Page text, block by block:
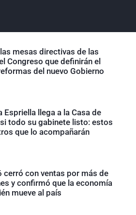
mesas directivas de las
Congreso que definirán el
del nuevo Gobierno
Espriella llega a la Casa de
todo su gabinete listo: estos
que lo acompañarán
cerró con ventas por más de
y confirmó que la economía
mueve al país